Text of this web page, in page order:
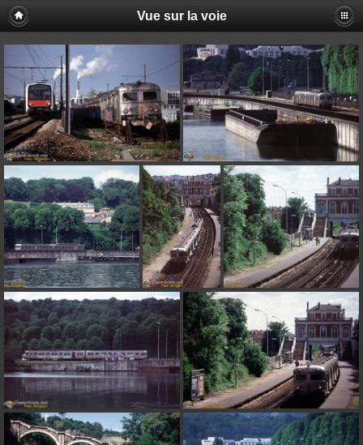
Vue sur la voie